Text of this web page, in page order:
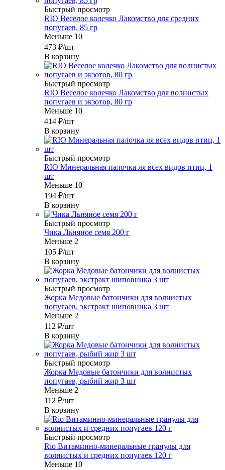
Быстрый просмотр
RIO Веселое колечко Лакомство для средних
попугаев, 85 гр
Меньше 10
473 ₽/шт
В корзину
Быстрый просмотр
RIO Веселое колечко Лакомство для волнистых
попугаев и экзотов, 80 гр
Меньше 10
414 ₽/шт
В корзину
Быстрый просмотр
RIO Минеральная палочка ля всех видов птиц, 1
шт
Меньше 10
194 ₽/шт
В корзину
Быстрый просмотр
Чика Льняное семя 200 г
Меньше 2
105 ₽/шт
В корзину
Быстрый просмотр
Жорка Медовые батончики для волнистых
попугаев, экстракт шиповника 3 шт
Меньше 2
112 ₽/шт
В корзину
Быстрый просмотр
Жорка Медовые батончики для волнистых
попугаев, рыбий жир 3 шт
Меньше 2
112 ₽/шт
В корзину
Быстрый просмотр
Rio Витаминно-минеральные гранулы для
волнистых и средних попугаев 120 г
Меньше 10